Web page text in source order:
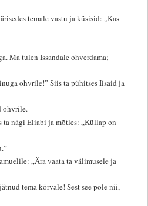
temale vastu ja küsisid: „Kas
Ma tulen Issandale ohverdama;
ohvrile!” Siis ta pühitses Iisaid ja
ohvrile.
ta nägi Eliabi ja mõtles: „Küllap on
„Ära vaata ta välimusele ja
tema kõrvale! Sest see pole nii,